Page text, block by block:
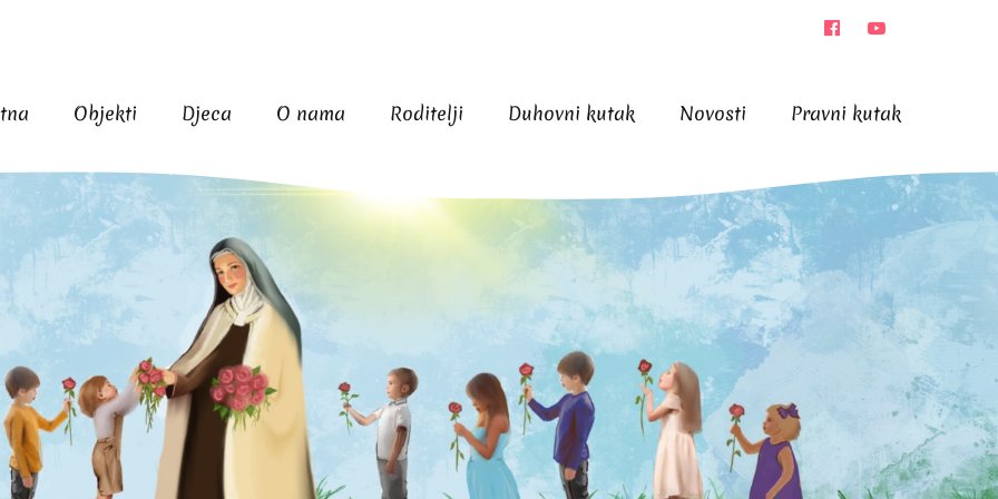
Objekti Djeca O nama Roditelji Duhovni kutak Novosti Pravni kutak